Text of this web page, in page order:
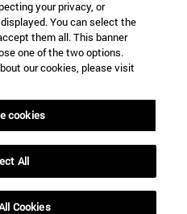
your privacy, or
You can select the
them all. This banner
one of the two options.
our cookies, please visit
cookies
All
Cookies